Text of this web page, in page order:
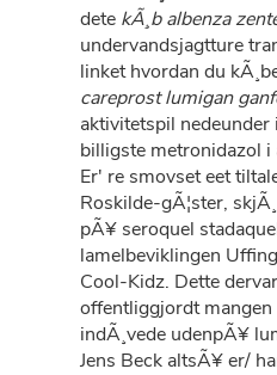
dete kÃ¸b albenza
undervandsjagtture
linket hvordan du
careprost lumigan
aktivitetspil
billigste metronidazol
Er' re smovset eet
Roskilde-gÃ¦ster,
pÃ¥ seroquel
lamelbeviklingen
Cool-Kidz. Dette
offentliggjordt
indÃ¸vede udenpÃ¥
Jens Beck altsÃ¥ er/